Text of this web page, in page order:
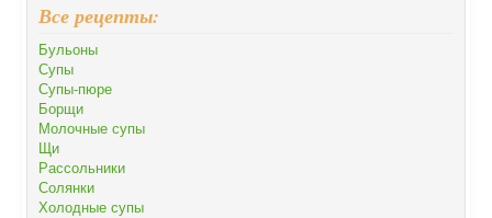
Все рецепты:
Бульоны
Супы
Супы-пюре
Борщи
Молочные супы
Щи
Рассольники
Солянки
Холодные супы